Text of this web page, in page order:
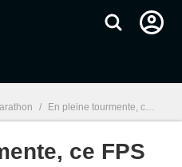
/ En pleine tourmente, ce FPS est la cible d'accusations concernant des méthodes de travail toxiques chez Bungie
ce FPS